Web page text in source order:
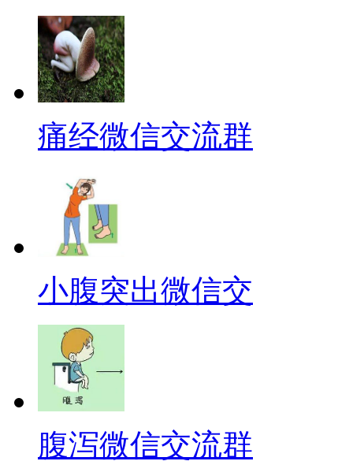
痛经微信交流群
小腹突出微信交
腹泻微信交流群